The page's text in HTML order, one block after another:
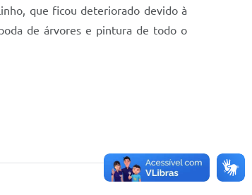
que ficou deteriorado devido à
de árvores e pintura de todo o